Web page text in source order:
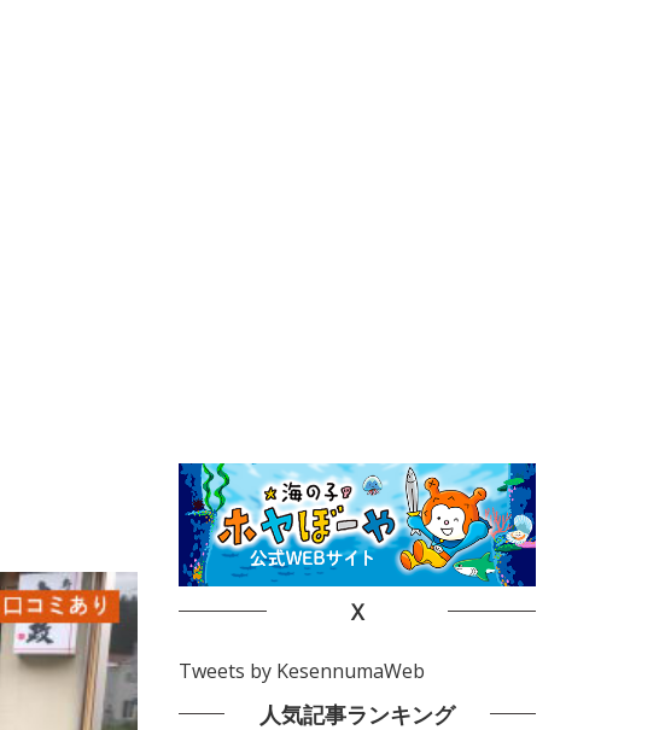
X
Tweets by KesennumaWeb
人気記事ランキング